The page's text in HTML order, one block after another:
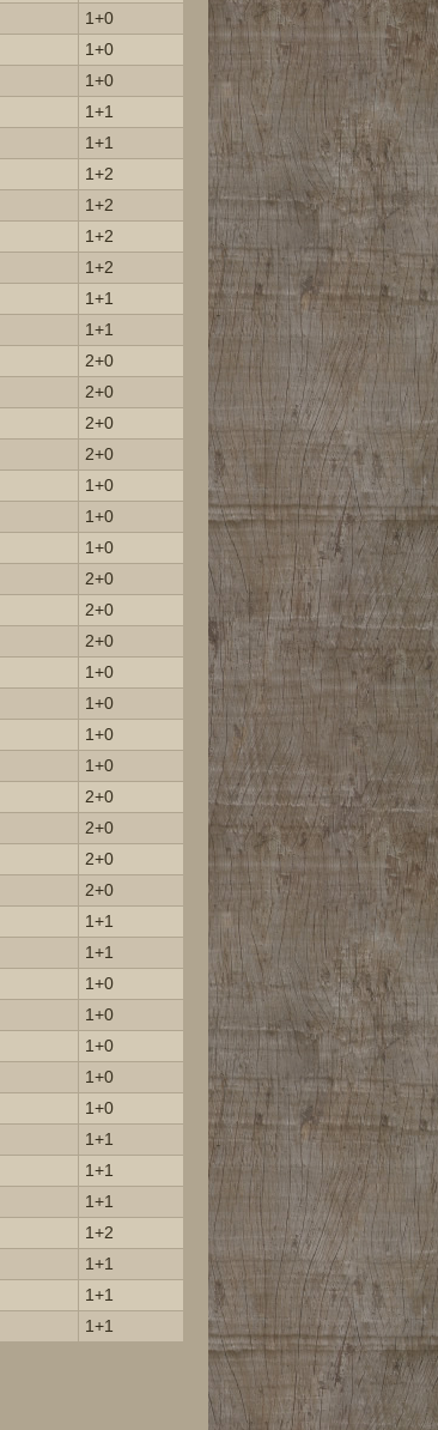
1+0
1+0
1+0
1+1
1+1
1+2
1+2
1+2
1+2
1+1
1+1
2+0
2+0
2+0
2+0
1+0
1+0
1+0
2+0
2+0
2+0
1+0
1+0
1+0
1+0
2+0
2+0
2+0
2+0
1+1
1+1
1+0
1+0
1+0
1+0
1+0
1+1
1+1
1+1
1+2
1+1
1+1
1+1